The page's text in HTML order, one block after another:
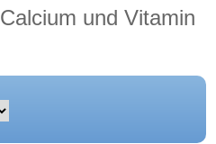
Calcium und Vitamin